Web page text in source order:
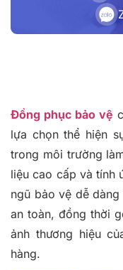
Đồng phục bảo vệ
lựa chọn thể hiện
trong môi trường
liệu cao cấp và tính
ngũ bảo vệ dễ
an toàn, đồng thời
ảnh thương hiệu
hàng.